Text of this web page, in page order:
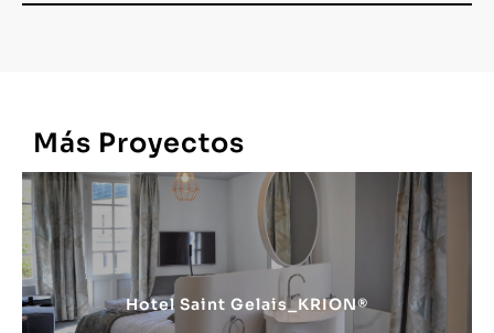
Más Proyectos
Hotel Saint Gelais_KRION®